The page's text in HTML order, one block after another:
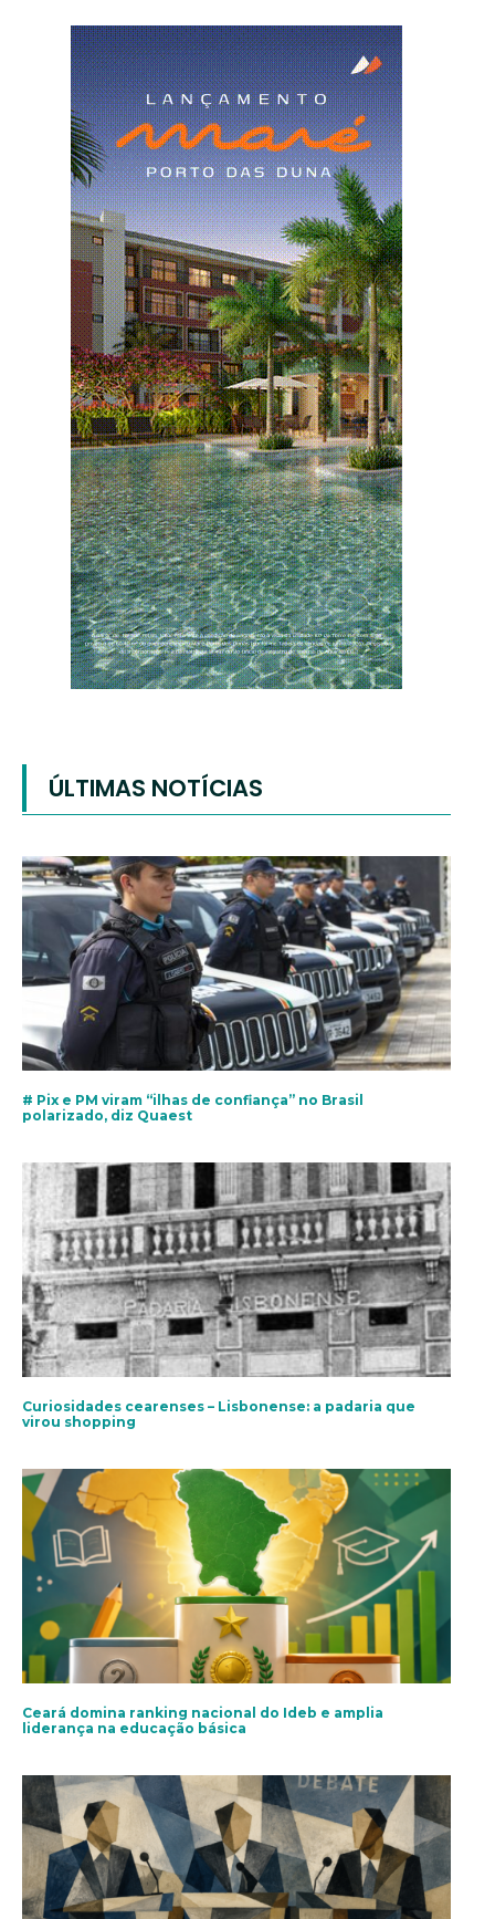
ÚLTIMAS NOTÍCIAS
# Pix e PM viram “ilhas de confiança” no Brasil
polarizado, diz Quaest
Curiosidades cearenses – Lisbonense: a padaria que
virou shopping
Ceará domina ranking nacional do Ideb e amplia
liderança na educação básica